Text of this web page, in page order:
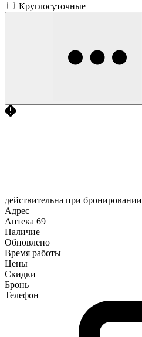
Круглосуточные
действительна при бронировании
Адрес
Аптека 69
Наличие
Обновлено
Время работы
Цены
Скидки
Бронь
Телефон